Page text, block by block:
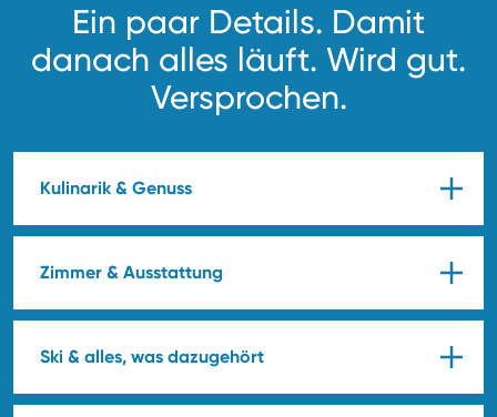
Ein paar Details. Damit
danach alles läuft. Wird gut.
Versprochen.
Kulinarik & Genuss
Zimmer & Ausstattung
Ski & alles, was dazugehört